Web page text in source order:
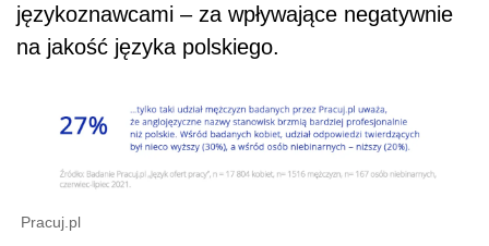
językoznawcami – za wpływające negatywnie
na jakość języka polskiego.
Pracuj.pl